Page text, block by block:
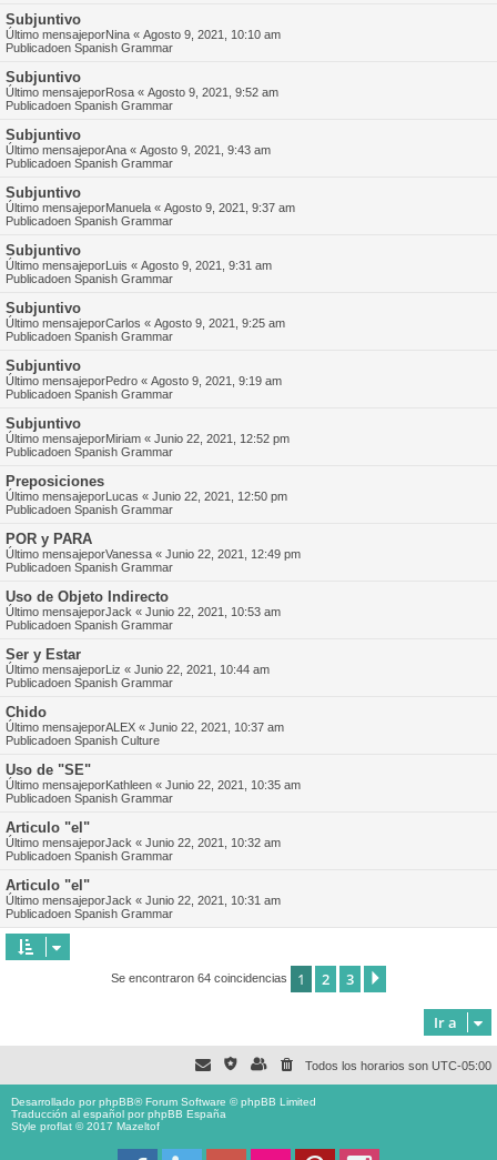
Subjuntivo
Último mensajeporNina « Agosto 9, 2021, 10:10 am
Publicadoen Spanish Grammar
Subjuntivo
Último mensajeporRosa « Agosto 9, 2021, 9:52 am
Publicadoen Spanish Grammar
Subjuntivo
Último mensajeporAna « Agosto 9, 2021, 9:43 am
Publicadoen Spanish Grammar
Subjuntivo
Último mensajeporManuela « Agosto 9, 2021, 9:37 am
Publicadoen Spanish Grammar
Subjuntivo
Último mensajeporLuis « Agosto 9, 2021, 9:31 am
Publicadoen Spanish Grammar
Subjuntivo
Último mensajeporCarlos « Agosto 9, 2021, 9:25 am
Publicadoen Spanish Grammar
Subjuntivo
Último mensajeporPedro « Agosto 9, 2021, 9:19 am
Publicadoen Spanish Grammar
Subjuntivo
Último mensajeporMiriam « Junio 22, 2021, 12:52 pm
Publicadoen Spanish Grammar
Preposiciones
Último mensajeporLucas « Junio 22, 2021, 12:50 pm
Publicadoen Spanish Grammar
POR y PARA
Último mensajeporVanessa « Junio 22, 2021, 12:49 pm
Publicadoen Spanish Grammar
Uso de Objeto Indirecto
Último mensajeporJack « Junio 22, 2021, 10:53 am
Publicadoen Spanish Grammar
Ser y Estar
Último mensajeporLiz « Junio 22, 2021, 10:44 am
Publicadoen Spanish Grammar
Chido
Último mensajeporALEX « Junio 22, 2021, 10:37 am
Publicadoen Spanish Culture
Uso de "SE"
Último mensajeporKathleen « Junio 22, 2021, 10:35 am
Publicadoen Spanish Grammar
Articulo "el"
Último mensajeporJack « Junio 22, 2021, 10:32 am
Publicadoen Spanish Grammar
Articulo "el"
Último mensajeporJack « Junio 22, 2021, 10:31 am
Publicadoen Spanish Grammar
Se encontraron 64 coincidencias 1 2 3
Ir a
Todos los horarios son UTC-05:00
Desarrollado porphpBB® Forum Software © phpBB Limited
Traducción al español porphpBB España
Style proflat © 2017 Mazeltof